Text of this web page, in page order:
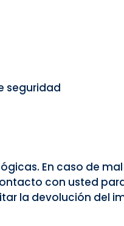
seguridad
En caso de
con usted
la devolución del